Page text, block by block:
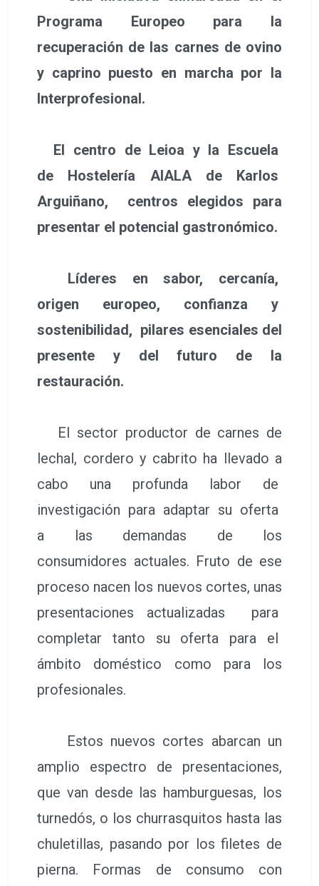
Programa Europeo para la
recuperación de las carnes de ovino
y caprino puesto en marcha por la
Interprofesional.
El centro de Leioa y la Escuela
de Hostelería AIALA de Karlos
Arguiñano, centros elegidos para
presentar el potencial gastronómico.
Líderes en sabor, cercanía,
origen europeo, confianza y
sostenibilidad, pilares esenciales del
presente y del futuro de la
restauración.
El sector productor de carnes de
lechal, cordero y cabrito ha llevado a
cabo una profunda labor de
investigación para adaptar su oferta
a las demandas de los
consumidores actuales. Fruto de ese
proceso nacen los nuevos cortes, unas
presentaciones actualizadas para
completar tanto su oferta para el
ámbito doméstico como para los
profesionales.
Estos nuevos cortes abarcan un
amplio espectro de presentaciones,
que van desde las hamburguesas, los
turnedós, o los churrasquitos hasta las
chuletillas, pasando por los filetes de
pierna. Formas de consumo con